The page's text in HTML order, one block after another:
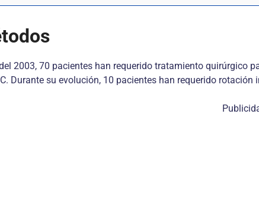
2003, 70 pacientes han requerido tratamiento quirúrgico
Durante su evolución, 10 pacientes han requerido